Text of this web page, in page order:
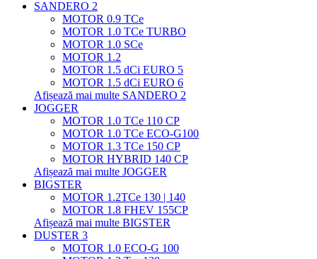
SANDERO 2
MOTOR 0.9 TCe
MOTOR 1.0 TCe TURBO
MOTOR 1.0 SCe
MOTOR 1.2
MOTOR 1.5 dCi EURO 5
MOTOR 1.5 dCi EURO 6
Afișează mai multe SANDERO 2
JOGGER
MOTOR 1.0 TCe 110 CP
MOTOR 1.0 TCe ECO-G100
MOTOR 1.3 TCe 150 CP
MOTOR HYBRID 140 CP
Afișează mai multe JOGGER
BIGSTER
MOTOR 1.2TCe 130 | 140
MOTOR 1.8 FHEV 155CP
Afișează mai multe BIGSTER
DUSTER 3
MOTOR 1.0 ECO-G 100